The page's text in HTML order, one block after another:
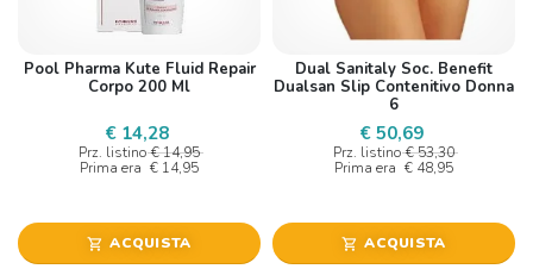
Pool Pharma Kute Fluid Repair
Corpo 200 Ml
€ 14,28
Prz. listino € 14,95
Prima era € 14,95
shopping_cart ACQUISTA
Dual Sanitaly Soc. Benefit
Dualsan Slip Contenitivo Donna
6
€ 50,69
Prz. listino € 53,30
Prima era € 48,95
shopping_cart ACQUISTA